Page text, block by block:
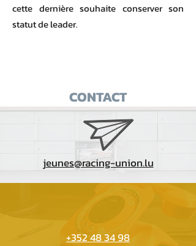
cette dernière souhaite conserver son
statut de leader.
CONTACT
jeunes@racing-union.lu
+352 48 34 98